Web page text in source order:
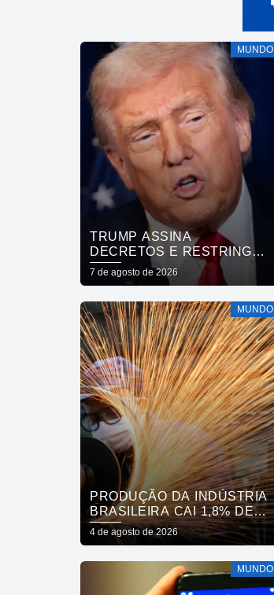
MUNDO
TRUMP ASSINA
DECRETOS E RESTRINGE
CIDADANIA POR
NASCIMENTO
7 de agosto de 2026
MUNDO
PRODUÇÃO DA INDÚSTRIA
BRASILEIRA CAI 1,8% DE
MAIO PARA JUNHO
4 de agosto de 2026
MUNDO